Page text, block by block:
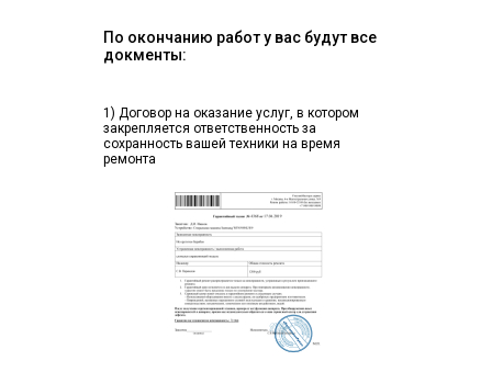
По окончанию работ у вас будут все
докменты:
1) Договор на оказание услуг, в котором
закрепляется ответственность за
сохранность вашей техники на время
ремонта